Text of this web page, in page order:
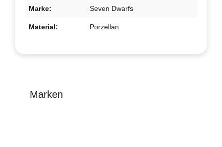
Marke: Seven Dwarfs
Material: Porzellan
Marken